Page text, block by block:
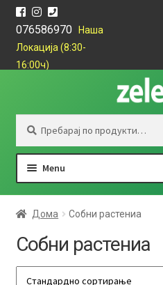
076586970
Наша
Локација (8:30-
16:00ч)
to
navigation
to
content
Menu
Сетови
Цитруси
Дома Собни растениа
Собни растениа